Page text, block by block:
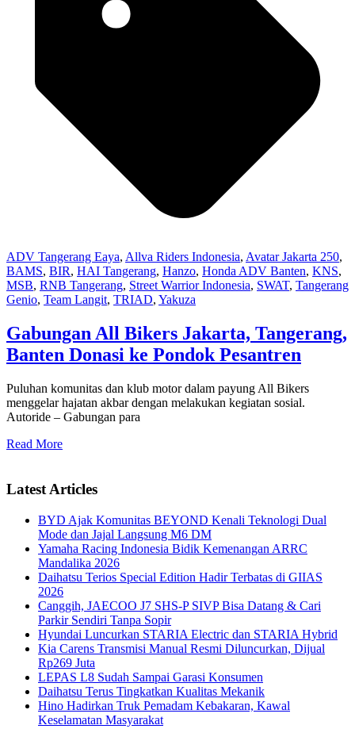
ADV Tangerang Eaya, Allva Riders Indonesia, Avatar Jakarta 250,
BAMS, BIR, HAI Tangerang, Hanzo, Honda ADV Banten, KNS,
MSB, RNB Tangerang, Street Warrior Indonesia, SWAT, Tangerang
Genio, Team Langit, TRIAD, Yakuza
Gabungan All Bikers Jakarta, Tangerang,
Banten Donasi ke Pondok Pesantren
Puluhan komunitas dan klub motor dalam payung All Bikers
menggelar hajatan akbar dengan melakukan kegiatan sosial.
Autoride – Gabungan para
Read More
Latest Articles
BYD Ajak Komunitas BEYOND Kenali Teknologi Dual
Mode dan Jajal Langsung M6 DM
Yamaha Racing Indonesia Bidik Kemenangan ARRC
Mandalika 2026
Daihatsu Terios Special Edition Hadir Terbatas di GIIAS
2026
Canggih, JAECOO J7 SHS-P SIVP Bisa Datang & Cari
Parkir Sendiri Tanpa Sopir
Hyundai Luncurkan STARIA Electric dan STARIA Hybrid
Kia Carens Transmisi Manual Resmi Diluncurkan, Dijual
Rp269 Juta
LEPAS L8 Sudah Sampai Garasi Konsumen
Daihatsu Terus Tingkatkan Kualitas Mekanik
Hino Hadirkan Truk Pemadam Kebakaran, Kawal
Keselamatan Masyarakat